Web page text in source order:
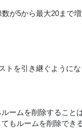
が5から最大20まで
を引き継ぐようにな
ームを削除すること
もルームを削除でき